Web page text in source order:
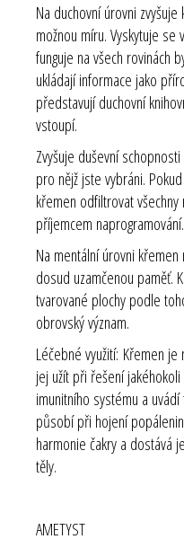
Na duchovní úrovni
možnou míru. Vyskytuje se
funguje na všech rovinách
ukládají informace jako
představují duchovní
vstoupí.
Zvyšuje duševní
pro nějž jste vybráni.
křemen odfiltrovat všechny
příjemcem naprogramování.
Na mentální úrovni
dosud uzamčenou paměť.
tvarované plochy podle
obrovský význam.
Léčebné využití: Křemen
jej užít při řešení
imunitního systému a
působí při hojení
harmonie čakry a dostává
těly.
AMETYST